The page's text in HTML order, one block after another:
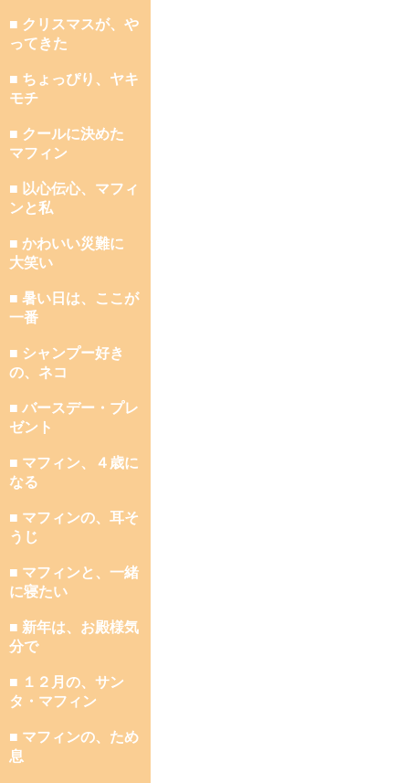
■ クリスマスが、や
ってきた
■ ちょっぴり、ヤキ
モチ
■ クールに決めた
マフィン
■ 以心伝心、マフィ
ンと私
■ かわいい災難に
大笑い
■ 暑い日は、ここが
一番
■ シャンプー好き
の、ネコ
■ バースデー・プレ
ゼント
■ マフィン、４歳に
なる
■ マフィンの、耳そ
うじ
■ マフィンと、一緒
に寝たい
■ 新年は、お殿様気
分で
■ １２月の、サン
タ・マフィン
■ マフィンの、ため
息